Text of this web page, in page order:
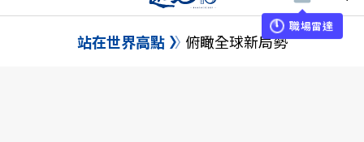
世界領袖
職場雷達
站在世界高點 俯瞰全球新局勢